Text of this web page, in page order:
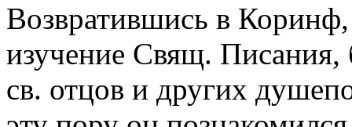
Возвратившись в
изучение Свящ. Писания,
св. отцов и других